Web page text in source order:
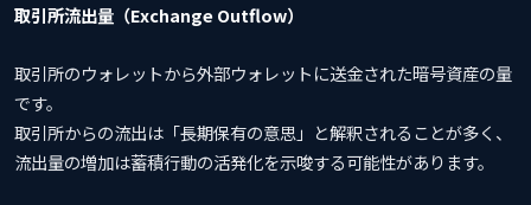
取引所流出量（Exchange Outflow）
取引所のウォレットから外部ウォレットに送金された暗号資産の量
です。
取引所からの流出は「長期保有の意思」と解釈されることが多く、
流出量の増加は蓄積行動の活発化を示唆する可能性があります。